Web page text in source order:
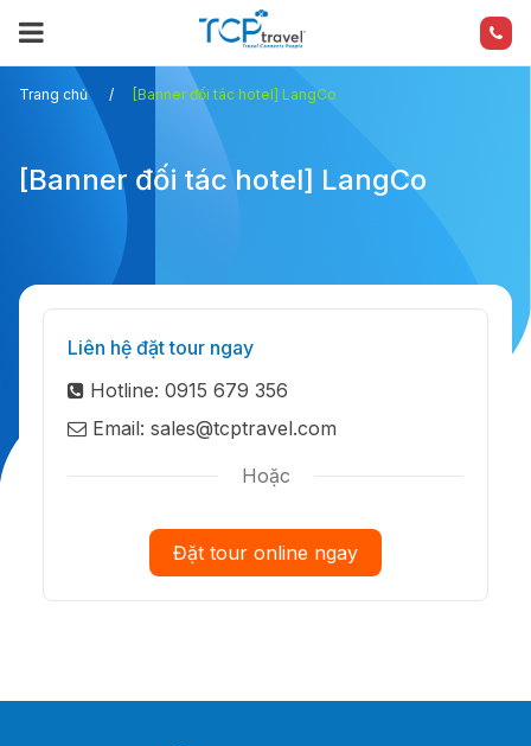
Trang chủ [Banner đối tác hotel] LangCo
[Banner đối tác hotel] LangCo
Liên hệ đặt tour ngay
Hotline: 0915 679 356
Email: sales@tcptravel.com
Hoặc
Đặt tour online ngay